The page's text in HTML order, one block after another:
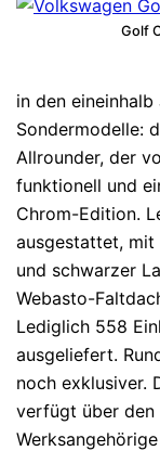
Golf
in den
Sondermodelle:
Allrounder, der
funktionell und
Chrom-Edition.
ausgestattet, mit
und schwarzer
Webasto-
Lediglich 558
ausgeliefert.
noch exklusiver.
verfügt über den